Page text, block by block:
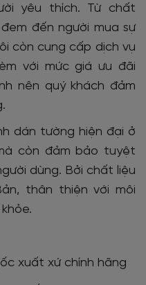
yêu thích. Từ chất
đến người mua sự
còn cung cấp dịch vụ
với mức giá ưu đãi
nên quý khách đảm
dán tường hiện đại ở
còn đảm bảo tuyệt
dùng. Bởi chất liệu
thân thiện với môi
xuất xứ chính hãng